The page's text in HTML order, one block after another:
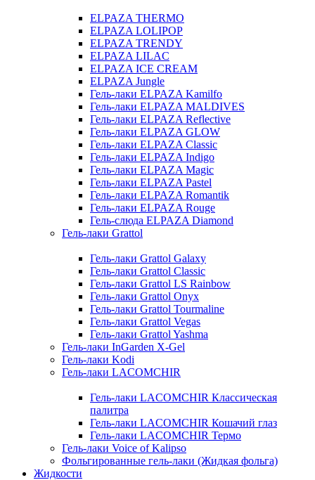
ELPAZA THERMO
ELPAZA LOLIPOP
ELPAZA TRENDY
ELPAZA LILAC
ELPAZA IСE CREAM
ELPAZA Jungle
Гель-лаки ELPAZA Kamilfo
Гель-лаки ELPAZA MALDIVES
Гель-лаки ELPAZA Reflective
Гель-лаки ELPAZA GLOW
Гель-лаки ELPAZA Classic
Гель-лаки ELPAZA Indigo
Гель-лаки ELPAZA Magic
Гель-лаки ELPAZA Pastel
Гель-лаки ELPAZA Romantik
Гель-лаки ELPAZA Rouge
Гель-слюда ELPAZA Diamond
Гель-лаки Grattol
Гель-лаки Grattol Galaxy
Гель-лаки Grattol Classic
Гель-лаки Grattol LS Rainbow
Гель-лаки Grattol Onyx
Гель-лаки Grattol Tourmaline
Гель-лаки Grattol Vegas
Гель-лаки Grattol Yashma
Гель-лаки InGarden X-Gel
Гель-лаки Kodi
Гель-лаки LACOMCHIR
Гель-лаки LACOMCHIR Классическая
палитра
Гель-лаки LACOMCHIR Кошачий глаз
Гель-лаки LACOMCHIR Термо
Гель-лаки Voice of Kalipso
Фольгированные гель-лаки (Жидкая фольга)
Жидкости